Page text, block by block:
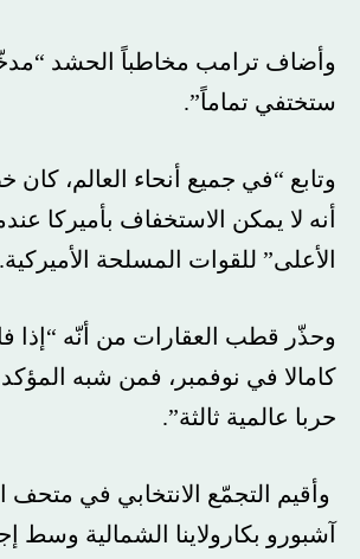
وأضاف ترامب مخاطباً الحشد
ستختفي تماماً”.
وتابع “في جميع أنحاء العالم، كان
أنه لا يمكن الاستخفاف بأميركا
الأعلى” للقوات المسلحة الأميركية.
وحذّر قطب العقارات من أنّه “إذا
كامالا في نوفمبر، فمن شبه
حربا عالمية ثالثة”.
وأقيم التجمّع الانتخابي في متحف
آشبورو بكارولاينا الشمالية وسط